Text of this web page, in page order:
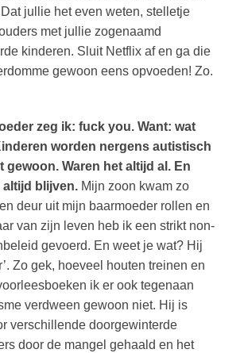
jullie het even weten, stelletje
met jullie zogenaamd
kinderen. Sluit Netflix af en ga die
gewoon eens opvoeden! Zo.
zeg ik: fuck you. Want: wat
worden nergens autistisch
gewoon. Waren het altijd al. En
blijven.Mijn zoon kwam zo
deur uit mijn baarmoeder rollen en
van zijn leven heb ik een strikt non-
gevoerd. En weet je wat? Hij
Zo gek, hoeveel houten treinen en
ik er ook tegenaan
verdween gewoon niet. Hij is
verschillende doorgewinterde
door de mangel gehaald en het